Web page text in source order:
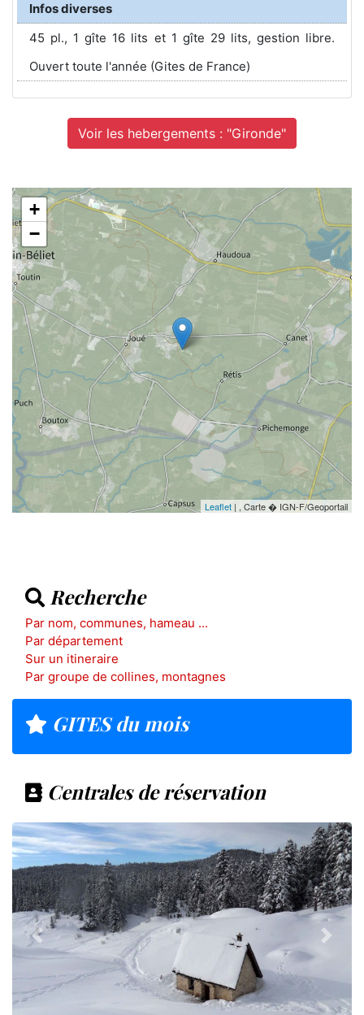
Infos diverses
45 pl., 1 gîte 16 lits et 1 gîte 29 lits, gestion libre.
Ouvert toute l'année (Gites de France)
Voir les hebergements : "Gironde"
+
−
Leaflet | , Carte � IGN-F/Geoportail
Recherche
Par nom, communes, hameau ...
Par département
Sur un itineraire
Par groupe de collines, montagnes
GITES du mois
Centrales de réservation